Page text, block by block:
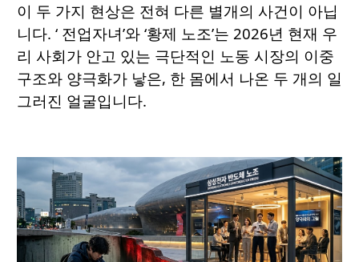
이 두 가지 현상은 전혀 다른 별개의 사건이 아닙
니다. ‘ 전업자녀’와 ‘황제 노조’는 2026년 현재 우
리 사회가 안고 있는 극단적인 노동 시장의 이중
구조와 양극화가 낳은, 한 몸에서 나온 두 개의 일
그러진 얼굴입니다.